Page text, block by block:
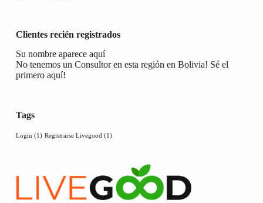
Clientes recién registrados
Su nombre aparece aquí
No tenemos un Consultor en esta región en Bolivia! Sé el
primero aquí!
Tags
Login (1) Registrarse Livegood (1)